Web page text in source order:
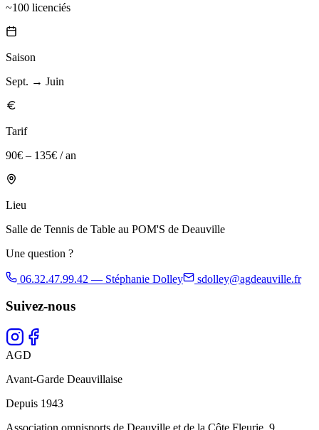
~100 licenciés
Saison
Sept. → Juin
Tarif
90€ – 135€ / an
Lieu
Salle de Tennis de Table au POM'S de Deauville
Une question ?
06.32.47.99.42 — Stéphanie Dolley sdolley@agdeauville.fr
Suivez-nous
AGD
Avant-Garde Deauvillaise
Depuis 1943